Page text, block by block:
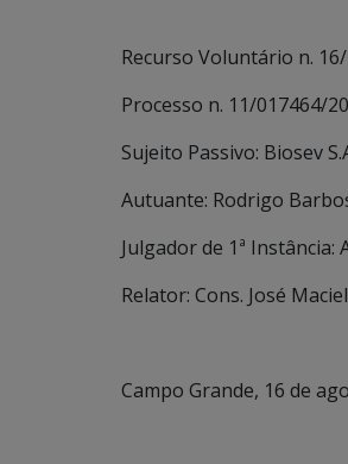
Recurso Voluntário n.
Processo n. 11/017464/
Sujeito Passivo: Biosev
Autuante: Rodrigo
Julgador de 1ª
Relator: Cons. José
Campo Grande, 16 de